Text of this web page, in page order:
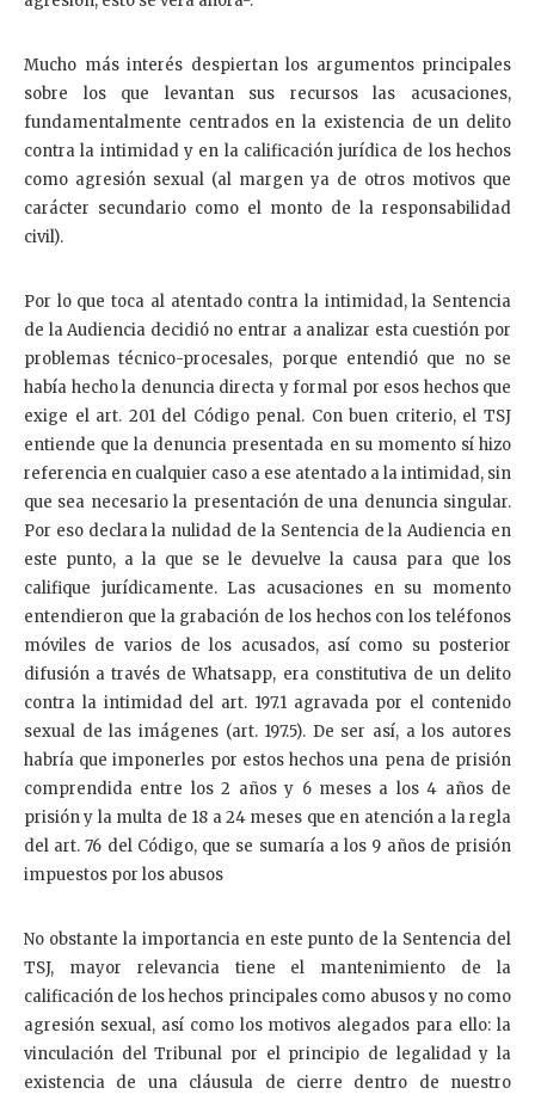
Mucho más interés despiertan los argumentos principales
sobre los que levantan sus recursos las acusaciones,
fundamentalmente centrados en la existencia de un delito
contra la intimidad y en la calificación jurídica de los hechos
como agresión sexual (al margen ya de otros motivos que
carácter secundario como el monto de la responsabilidad
civil).
Por lo que toca al atentado contra la intimidad, la Sentencia
de la Audiencia decidió no entrar a analizar esta cuestión por
problemas técnico-procesales, porque entendió que no se
había hecho la denuncia directa y formal por esos hechos que
exige el art. 201 del Código penal. Con buen criterio, el TSJ
entiende que la denuncia presentada en su momento sí hizo
referencia en cualquier caso a ese atentado a la intimidad, sin
que sea necesario la presentación de una denuncia singular.
Por eso declara la nulidad de la Sentencia de la Audiencia en
este punto, a la que se le devuelve la causa para que los
califique jurídicamente. Las acusaciones en su momento
entendieron que la grabación de los hechos con los teléfonos
móviles de varios de los acusados, así como su posterior
difusión a través de Whatsapp, era constitutiva de un delito
contra la intimidad del art. 197.1 agravada por el contenido
sexual de las imágenes (art. 197.5). De ser así, a los autores
habría que imponerles por estos hechos una pena de prisión
comprendida entre los 2 años y 6 meses a los 4 años de
prisión y la multa de 18 a 24 meses que en atención a la regla
del art. 76 del Código, que se sumaría a los 9 años de prisión
impuestos por los abusos
No obstante la importancia en este punto de la Sentencia del
TSJ, mayor relevancia tiene el mantenimiento de la
calificación de los hechos principales como abusos y no como
agresión sexual, así como los motivos alegados para ello: la
vinculación del Tribunal por el principio de legalidad y la
existencia de una cláusula de cierre dentro de nuestro